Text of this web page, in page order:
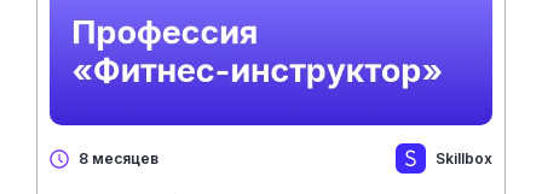
8 месяцев Skillbox